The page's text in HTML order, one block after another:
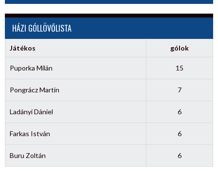
HÁZI GÓLLÖVŐLISTA
Játékos gólok
Puporka Milán 15
Pongrácz Martin 7
Ladányi Dániel 6
Farkas István 6
Buru Zoltán 6